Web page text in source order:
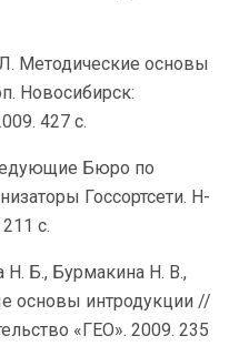
Методические основы
Новосибирск:
427 с.
Бюро по
Госсортсети. Н-
с.
Б., Бурмакина Н. В.,
основы интродукции //
«ГЕО». 2009. 235